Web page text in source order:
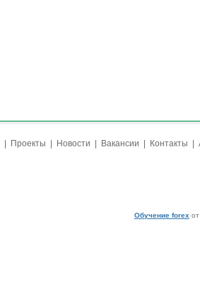
Проекты Новости Вакансии Контакты
Обучение forex